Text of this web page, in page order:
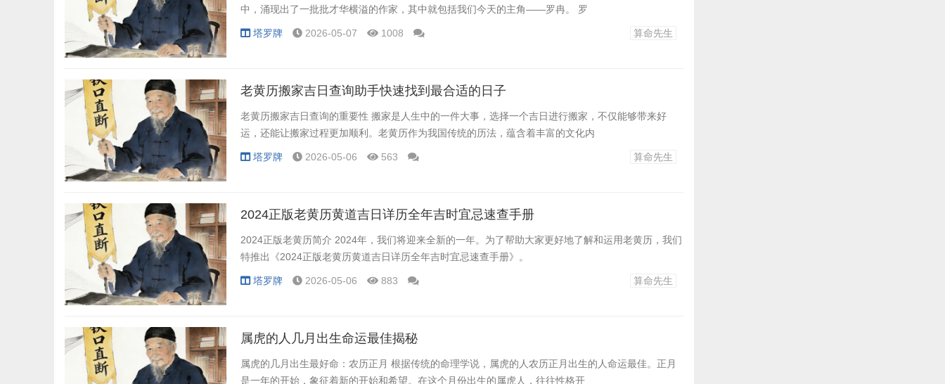
中，涌现出了一批批才华横溢的作家，其中就包括我们今天的主角——罗冉。 罗
塔罗牌 2026-05-07 1008 算命先生
老黄历搬家吉日查询助手快速找到最合适的日子
老黄历搬家吉日查询的重要性 搬家是人生中的一件大事，选择一个吉日进行搬家，不仅能够带来好
运，还能让搬家过程更加顺利。老黄历作为我国传统的历法，蕴含着丰富的文化内
塔罗牌 2026-05-06 563 算命先生
2024正版老黄历黄道吉日详历全年吉时宜忌速查手册
2024正版老黄历简介 2024年，我们将迎来全新的一年。为了帮助大家更好地了解和运用老黄历，我们
特推出《2024正版老黄历黄道吉日详历全年吉时宜忌速查手册》。
塔罗牌 2026-05-06 883 算命先生
属虎的人几月出生命运最佳揭秘
属虎的几月出生最好命：农历正月 根据传统的命理学说，属虎的人农历正月出生的人命运最佳。正月
是一年的开始，象征着新的开始和希望。在这个月份出生的属虎人，往往性格开